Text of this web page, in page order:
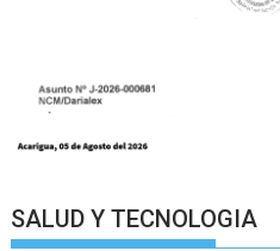
SALUD Y TECNOLOGIA